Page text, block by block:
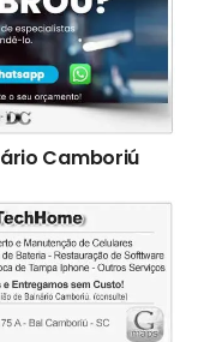
Camboriú